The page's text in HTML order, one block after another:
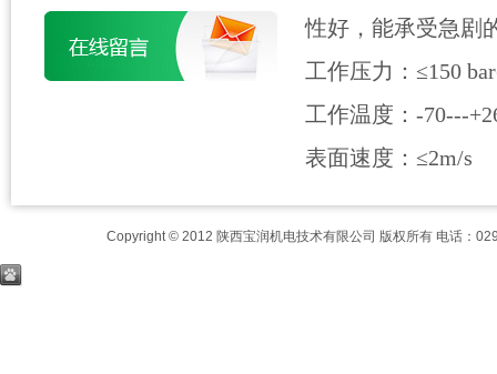
性好，能承受急剧
工作压力：≤150
工作温度：-70---
表面速度：≤2m/s
Copyright © 2012 陕西宝润机电技术有限公司 版权所有 电话：